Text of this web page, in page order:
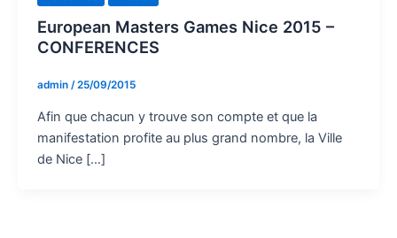
European Masters Games Nice 2015 –
CONFERENCES
admin /25/09/2015
Afin que chacun y trouve son compte et que la
manifestation profite au plus grand nombre, la Ville
de Nice […]